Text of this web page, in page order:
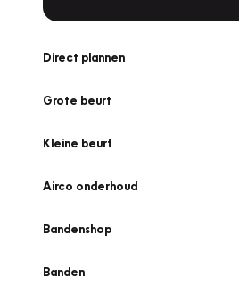
Direct plannen
Grote beurt
Kleine beurt
Airco onderhoud
Bandenshop
Banden